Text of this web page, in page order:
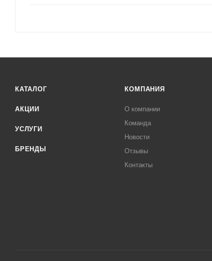
КАТАЛОГ
АКЦИИ
УСЛУГИ
БРЕНДЫ
КОМПАНИЯ
О компании
Команда
Новости
Отзывы
Контакты